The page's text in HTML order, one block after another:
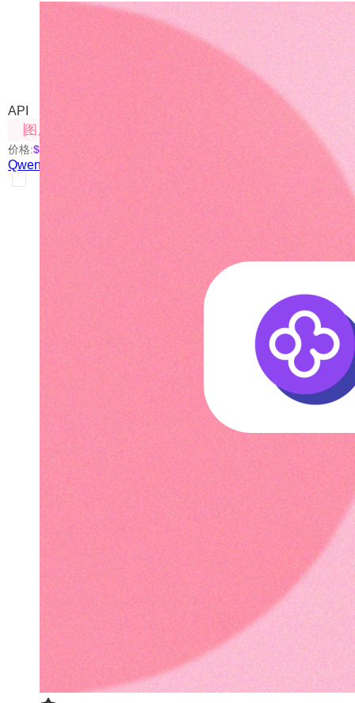
Qwen-Image-Edit-Plus（
我们自己部署的开源方案
API
图片处理
价格:$0.1
Qwen-Image-Edit-Plus（图片修改）